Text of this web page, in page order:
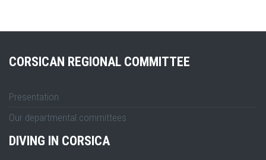
CORSICAN REGIONAL COMMITTEE
Presentation
Our departmental committees
DIVING IN CORSICA